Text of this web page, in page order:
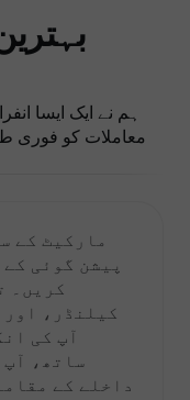
ہم نے ایک ایسا
معاملات کو فوری
مارکیٹ کے
پیشن گوئی
کریں۔
کیلنڈر،
آپ کی
ساتھ، آپ
داخلے کے